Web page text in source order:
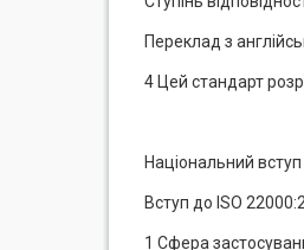
Переклад з
4 Цей стандарт
Національний вступ
Вступ до ISO
1 Сфера